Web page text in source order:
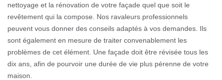
nettoyage et la rénovation de votre façade quel que soit le
revêtement qui la compose. Nos ravaleurs professionnels
peuvent vous donner des conseils adaptés à vos demandes. Ils
sont également en mesure de traiter convenablement les
problèmes de cet élément. Une façade doit être révisée tous les
dix ans, afin de pourvoir une durée de vie plus pérenne de votre
maison.